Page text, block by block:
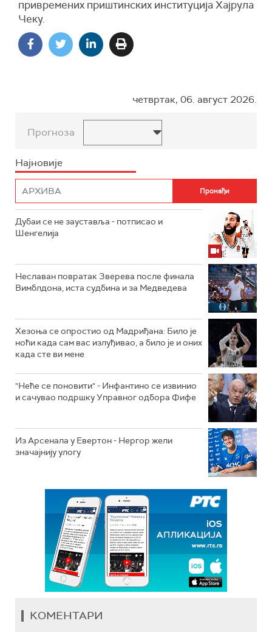
привремених приштинских институција Хајрула
Чеку.
четвртак, 06. август 2026.
Прогноза
Најновије
Дубаи се не зауставља - потписао и
Шенгелија
Неславан повратак Зверева после финала
Вимблдона, иста судбина и за Медведева
Хезоња се опростио од Мадриђана: Било је
ноћи када сам вас излуђивао, а било је и оних
када сте ви мене
"Неће се поновити" - Инфантино се извинио
и сачувао подршку Управног одбора Фифе
Из Арсенала у Евертон - Нергор жели
значајнију улогу
КОМЕНТАРИ